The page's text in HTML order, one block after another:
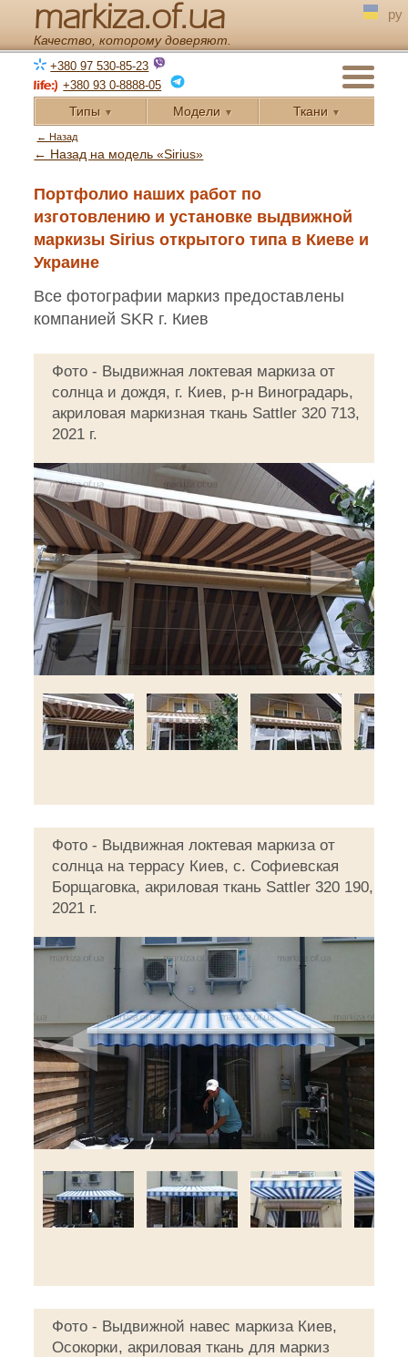
markiza.of.ua
Качество, которому доверяют.
ру
+380 97 530-85-23
+380 93 0-8888-05
Типы ▼ Модели ▼ Ткани ▼
← Назад
← Назад на модель «Sirius»
Портфолио наших работ по
изготовлению и установке выдвижной
маркизы Sirius открытого типа в Киеве и
Украине
Все фотографии маркиз предоставлены
компанией SKR г. Киев
Фото - Выдвижная локтевая маркиза от
солнца и дождя, г. Киев, р-н Виноградарь,
акриловая маркизная ткань Sattler 320 713,
2021 г.
◄ ►
Фото - Выдвижная локтевая маркиза от
солнца на террасу Киев, с. Софиевская
Борщаговка, акриловая ткань Sattler 320 190,
2021 г.
◄ ►
Фото - Выдвижной навес маркиза Киев,
Осокорки, акриловая ткань для маркиз